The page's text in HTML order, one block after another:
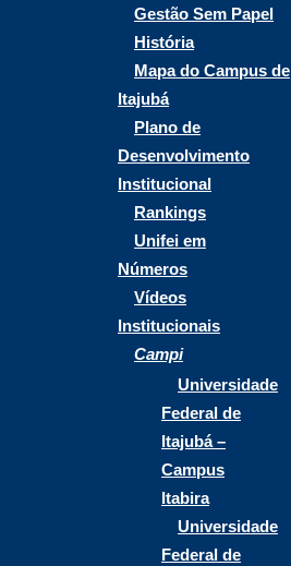
Gestão Sem Papel
História
Mapa do Campus de
Itajubá
Plano de
Desenvolvimento
Institucional
Rankings
Unifei em
Números
Vídeos
Institucionais
Campi
Universidade
Federal de
Itajubá –
Campus
Itabira
Universidade
Federal de